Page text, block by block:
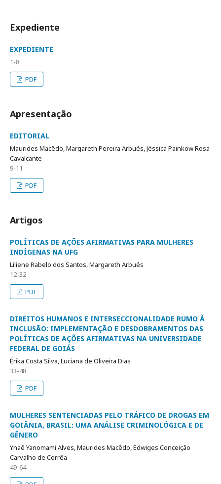
Expediente
EXPEDIENTE
1-8
PDF
Apresentação
EDITORIAL
Maurides Macêdo, Margareth Pereira Arbués, Jéssica Painkow Rosa
Cavalcante
9-11
PDF
Artigos
POLÍTICAS DE AÇÕES AFIRMATIVAS PARA MULHERES
INDÍGENAS NA UFG
Liliene Rabelo dos Santos, Margareth Arbués
12-32
PDF
DIREITOS HUMANOS E INTERSECCIONALIDADE RUMO À
INCLUSÃO: IMPLEMENTAÇÃO E DESDOBRAMENTOS DAS
POLÍTICAS DE AÇÕES AFIRMATIVAS NA UNIVERSIDADE
FEDERAL DE GOIÁS
Érika Costa Silva, Luciana de Oliveira Dias
33-48
PDF
MULHERES SENTENCIADAS PELO TRÁFICO DE DROGAS EM
GOIÂNIA, BRASIL: UMA ANÁLISE CRIMINOLÓGICA E DE
GÊNERO
Ynaê Yanomami Alves, Maurides Macêdo, Edwiges Conceição
Carvalho de Corrêa
49-64